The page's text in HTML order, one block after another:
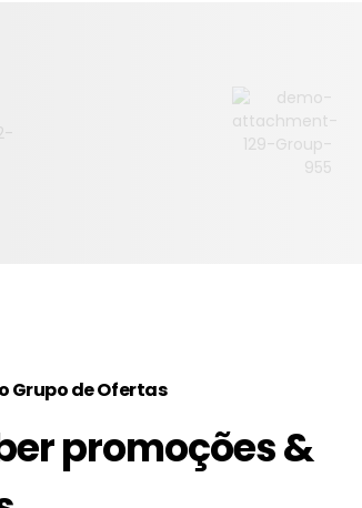
Grupo de Ofertas
promoções &